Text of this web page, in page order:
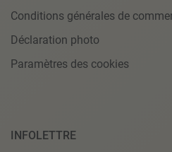
Conditions générales de
Déclaration photo
Paramètres des cookies
INFOLETTRE